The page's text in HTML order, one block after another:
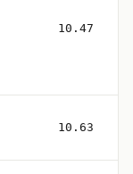
10.47
10.63